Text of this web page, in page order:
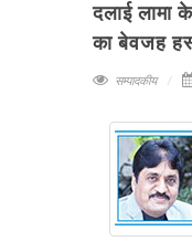
दलाई लामा
का बेवजह
सम्पादकीय